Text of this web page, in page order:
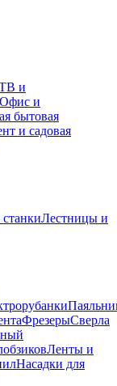
и
Офис и
бытовая
и садовая
Лестницы и
ФрезерыСверла
Ленты и
Насадки для